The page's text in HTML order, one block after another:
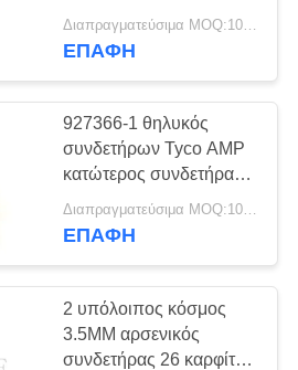
χρονόμετρο δύναμης
ΕΠΑΦΉ
927366-1 θηλυκός
συνδετήρων Tyco AMP
κατώτερος συνδετήρας
χρονομέτρων δύναμης 8
καρφιτσών
Διαπραγματεύσιμα MOQ:100 ΜΟΝΑΔΕΣ
ΕΠΑΦΉ
2 υπόλοιπος κόσμος
3.5MM αρσενικός
συνδετήρας 26 καρφίτσα